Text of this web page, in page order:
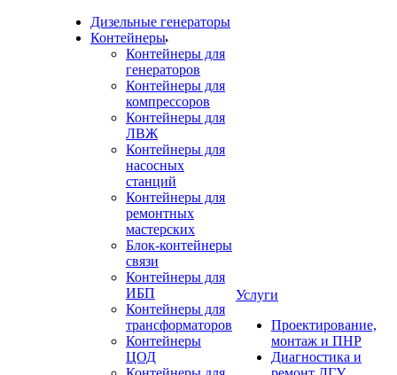
Дизельные генераторы
Контейнеры
Контейнеры для
генераторов
Контейнеры для
компрессоров
Контейнеры для
ЛВЖ
Контейнеры для
насосных
станций
Контейнеры для
ремонтных
мастерских
Блок-контейнеры
связи
Контейнеры для
ИБП
Контейнеры для
трансформаторов
Контейнеры
ЦОД
Услуги
Проектирование,
монтаж и ПНР
Диагностика и